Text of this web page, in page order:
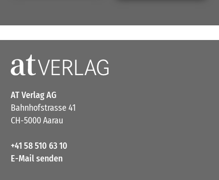
AT Verlag AG
Bahnhofstrasse 41
CH-5000 Aarau
+41 58 510 63 10
E-Mail senden